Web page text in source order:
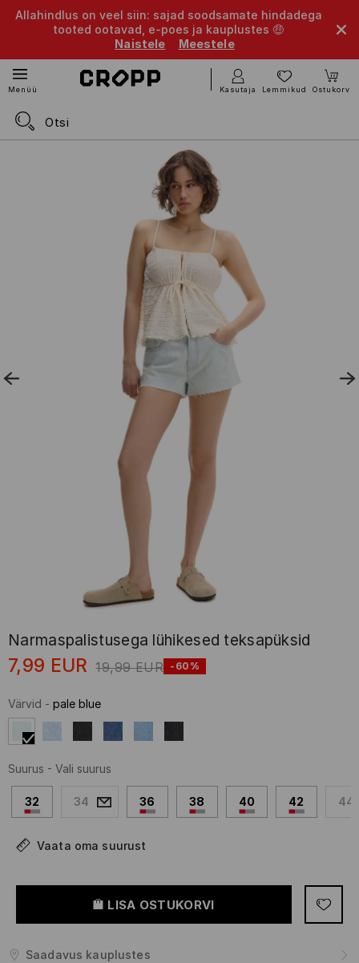
Allahindlus on veel siin: sajad soodsamate hindadega
tooted ootavad, e-poes ja kauplustes 🤑
Naistele
Meestele
Menüü Kasutaja Lemmikud Ostukorv
Narmaspalistusega lühikesed teksapüksid
7,99 EUR 19,99 EUR -60%
Värvid - pale blue
Suurus - Vali suurus
32 34 36 38 40 42 44
Vaata oma suurust
LISA OSTUKORVI
Saadavus kauplustes